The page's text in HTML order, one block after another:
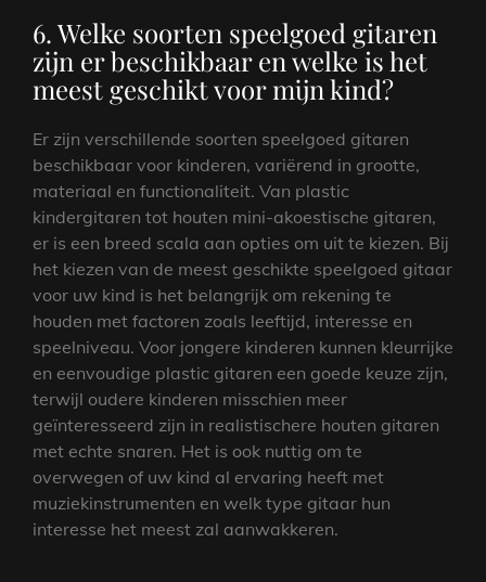
6. Welke soorten speelgoed gitaren
zijn er beschikbaar en welke is het
meest geschikt voor mijn kind?
Er zijn verschillende soorten speelgoed gitaren
beschikbaar voor kinderen, variërend in grootte,
materiaal en functionaliteit. Van plastic
kindergitaren tot houten mini-akoestische gitaren,
er is een breed scala aan opties om uit te kiezen. Bij
het kiezen van de meest geschikte speelgoed gitaar
voor uw kind is het belangrijk om rekening te
houden met factoren zoals leeftijd, interesse en
speelniveau. Voor jongere kinderen kunnen kleurrijke
en eenvoudige plastic gitaren een goede keuze zijn,
terwijl oudere kinderen misschien meer
geïnteresseerd zijn in realistischere houten gitaren
met echte snaren. Het is ook nuttig om te
overwegen of uw kind al ervaring heeft met
muziekinstrumenten en welk type gitaar hun
interesse het meest zal aanwakkeren.